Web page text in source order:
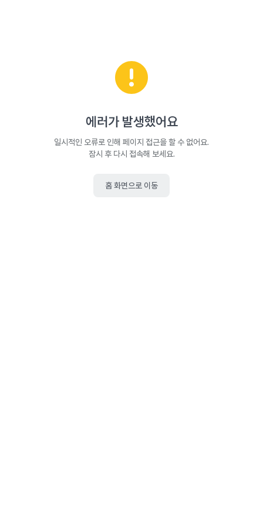
에러가 발생했어요
일시적인 오류로 인해 페이지 접근을 할 수 없어요.
잠시 후 다시 접속해 보세요.
홈 화면으로 이동